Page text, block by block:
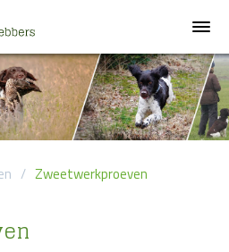
/ Zweetwerkproeven